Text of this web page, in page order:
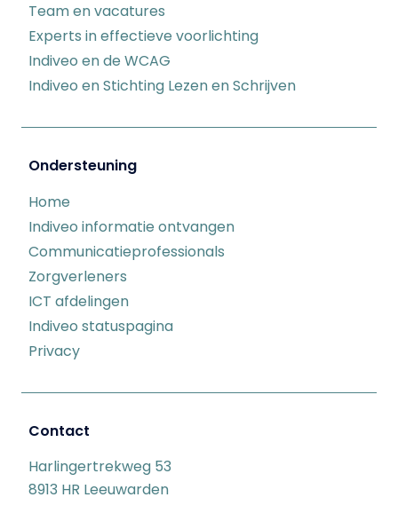
Team en vacatures
Experts in effectieve voorlichting
Indiveo en de WCAG
Indiveo en Stichting Lezen en Schrijven
Ondersteuning
Home
Indiveo informatie ontvangen
Communicatieprofessionals
Zorgverleners
ICT afdelingen
Indiveo statuspagina
Privacy
Contact
Harlingertrekweg 53
8913 HR Leeuwarden